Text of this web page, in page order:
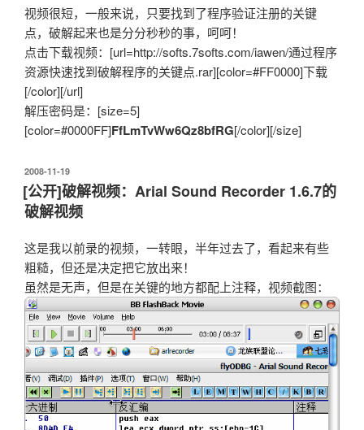
视频很短，一般来说，只要找到了程序验证注册的关键
点，破解起来也是分分秒秒的事，呵呵！
点击下载视频：[url=http://softs.7softs.com/iawen/通过程序
资源快速找到破解程序的关键点.rar][color=#FF0000]下载
[/color][/url]
解压密码是：[size=5]
[color=#0000FF]FfLmTvWw6Qz8bfRG[/color][/size]
发
布
于
2008-11-19
[公开]破解视频：Arial Sound Recorder 1.6.7的
破解视频
这是我以前录的视频，一转眼，半年过去了，看起来有些
粗糙，但还是决定把它放出来！
虽然是无声，但是在关键的地方都配上注释，视频截图：